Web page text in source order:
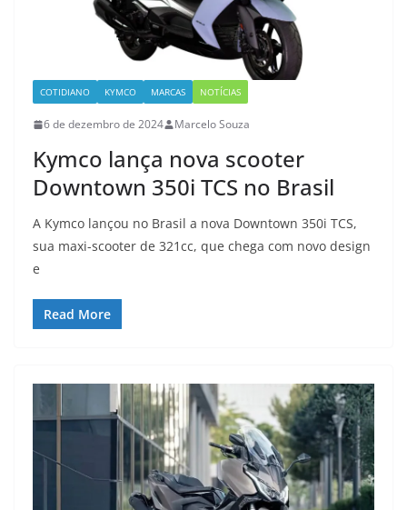
COTIDIANO KYMCO MARCAS NOTÍCIAS
6 de dezembro de 2024 Marcelo Souza
Kymco lança nova scooter
Downtown 350i TCS no Brasil
A Kymco lançou no Brasil a nova Downtown 350i TCS,
sua maxi-scooter de 321cc, que chega com novo design
e
Read More